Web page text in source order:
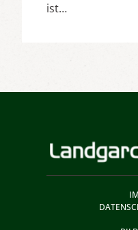
ist…